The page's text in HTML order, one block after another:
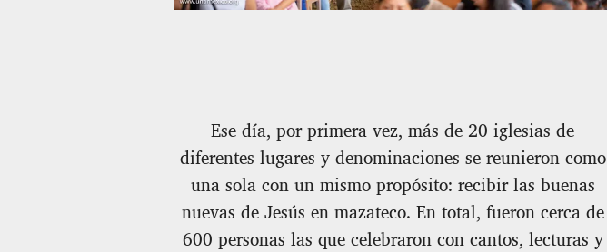
Ese día, por primera vez, más de 20 iglesias de
diferentes lugares y denominaciones se reunieron como
una sola con un mismo propósito: recibir las buenas
nuevas de Jesús en mazateco. En total, fueron cerca de
600 personas las que celebraron con cantos, lecturas y